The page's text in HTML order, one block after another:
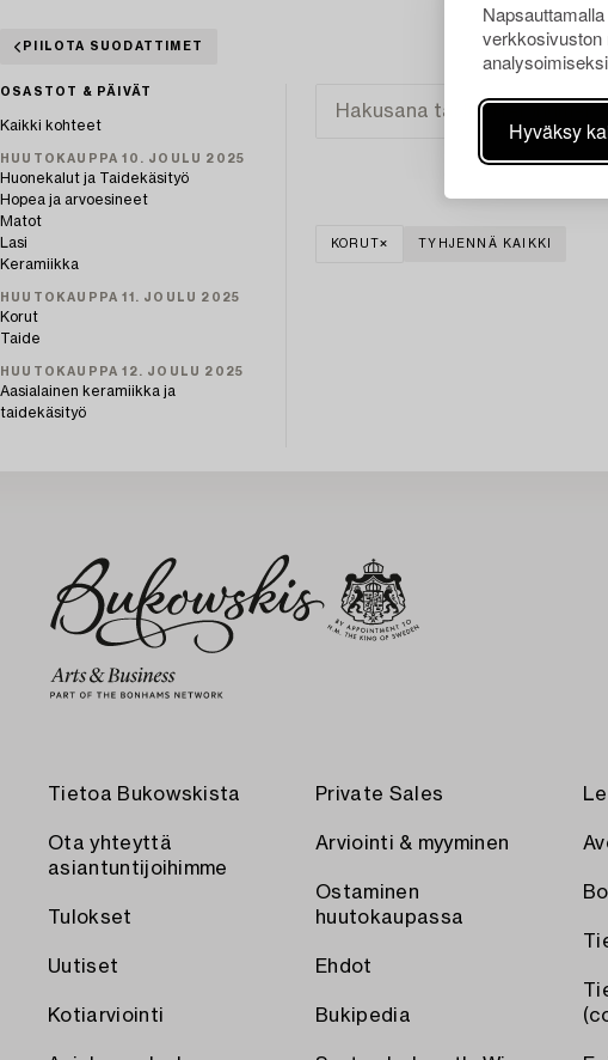
verkkosivuston
Hyväksy
PIILOTA SUODATTIMET
OSASTOT & PÄIVÄT
Kaikki kohteet
HUUTOKAUPPA 10. JOULU 2025
Huonekalut ja Taidekäsityö
Hopea ja arvoesineet
Matot
Lasi
Keramiikka
HUUTOKAUPPA 11. JOULU 2025
Korut
Taide
HUUTOKAUPPA 12. JOULU 2025
Aasialainen keramiikka ja
taidekäsityö
KORUT TYHJENNÄ KAIKKI
Tietoa Bukowskista
Ota yhteyttä
asiantuntijoihimme
Tulokset
Uutiset
Kotiarviointi
Private Sales
Arviointi & myyminen
Ostaminen
huutokaupassa
Ehdot
Bukipedia